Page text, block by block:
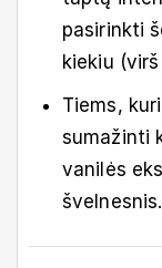
pasirinkti
kiekiu
Tiems,
sumažinti
vanilės
švelnesnis.